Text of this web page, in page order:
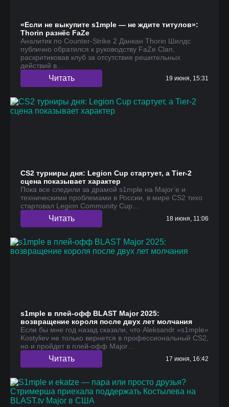
«Если не выкупите s1mple — не ждите титулов»:
Thorin разнёс FaZe
Аналитик по Counter-Strike 2 Данкан Thorin Шилдс
публично обратился к руководству FaZe Clan,
раскритиковав клуб за отсутствие решительных
действий в…
Читать 19 июня, 15:31
CS2 турниры дня: Legion Cup стартует, а Tier-2
сцена показывает характер
Пока все следили за драмой s1mple на Major’е и
техническими проблемами в России, в мире CS2 тихо
стартовал Legion Community Cup…
Читать 18 июня, 11:06
s1mple в плей-офф BLAST Major 2025:
возвращение короля после двух лет молчания
Если бы мне год назад сказали, что Aleksandr «s1mple»
Kostyliev не только вернется в профессиональный CS2,
но и пройдет в плей-офф Major…
Читать 17 июня, 16:42